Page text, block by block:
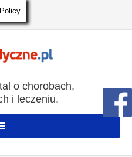
o chorobach,
i leczeniu.